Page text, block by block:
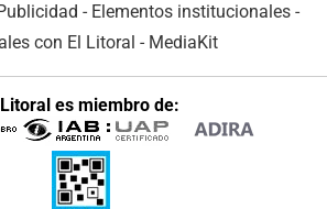
- Elementos institucionales -
con El Litoral - MediaKit
es miembro de: